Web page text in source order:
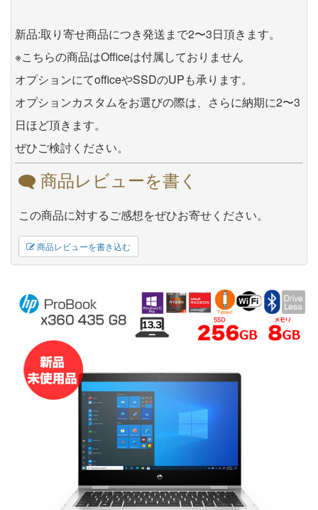
新品:取り寄せ商品につき発送まで2〜3日頂きます。
※こちらの商品はOfficeは付属しておりません
オプションにてofficeやSSDのUPも承ります。
オプションカスタムをお選びの際は、さらに納期に2〜3
日ほど頂きます。
ぜひご検討ください。
商品レビューを書く
この商品に対するご感想をぜひお寄せください。
商品レビューを書き込む